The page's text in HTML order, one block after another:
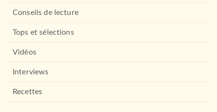
Conseils de lecture
Tops et sélections
Vidéos
Interviews
Recettes